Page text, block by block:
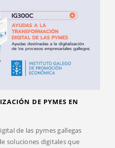
DE PYMES EN
de las pymes gallegas
soluciones digitales que